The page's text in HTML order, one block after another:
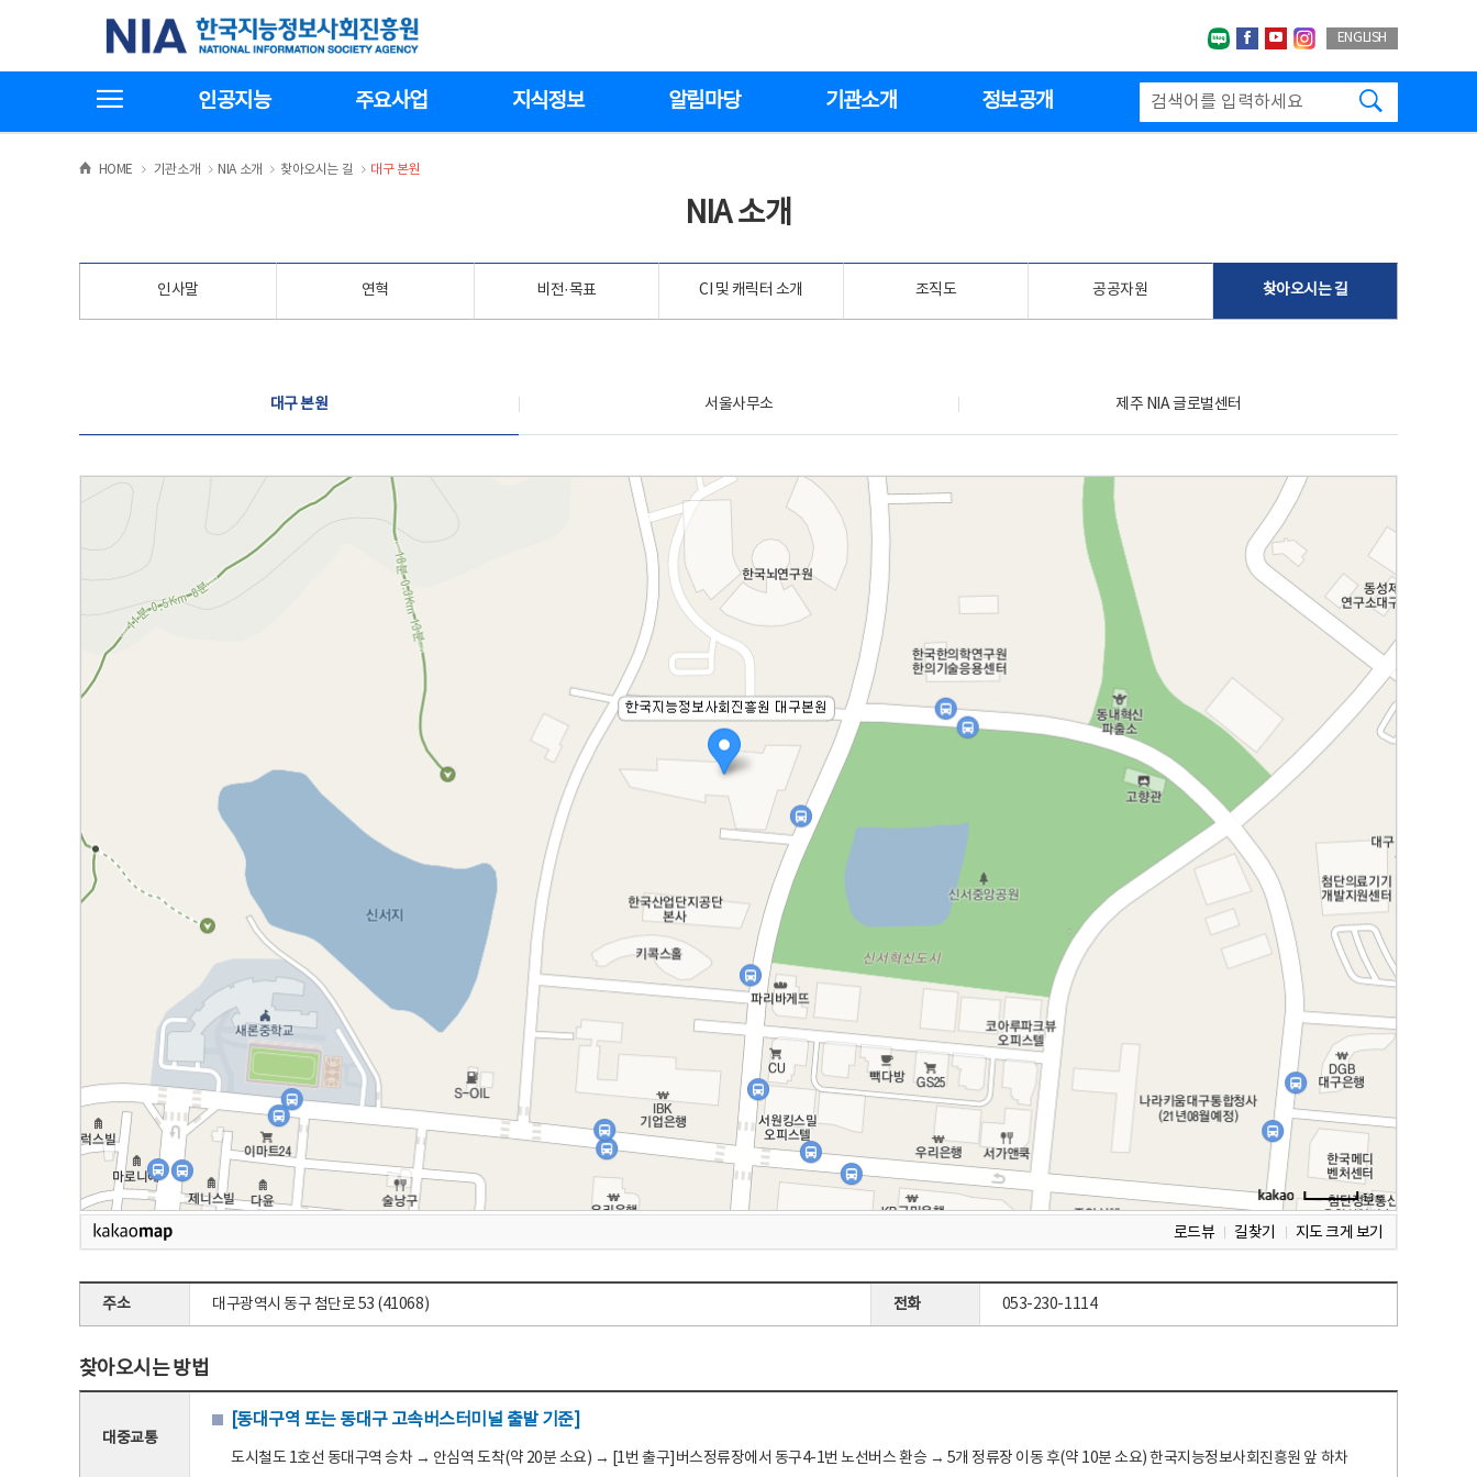
기
한국지능정보사회진흥원
네이버블로그
페이스북
유투브인스타그랩
ENGLISH
인공지능 주요사업 지식정보 알림마당 기관소개 정보공개
HOME >
기관소개 >NIA 소개 >
찾아오시는 길 >
대구 본원
NIA 소개
인사말 연혁 비전·목표 CI 및 캐릭터 소개 조직도 공공자원 찾아오시는 길
대구 본원 서울사무소 제주 NIA 글로벌센터
로드뷰 길찾기 지도 크게 보기
주소 대구광역시 동구 첨단로 53 (41068) 전화 053-230-1114
찾아오시는 방법
대중교통
[동대구역 또는 동대구 고속버스터미널 출발 기준]
도시철도 1호선 동대구역 승차 → 안심역 도착(약 20분 소요) → [1번 출구]버스정류장에서 동구4-1번 노선버스 환승 → 5개 정류장 이동 후(약 10분 소요) 한국지능정보사회진흥원 앞 하차